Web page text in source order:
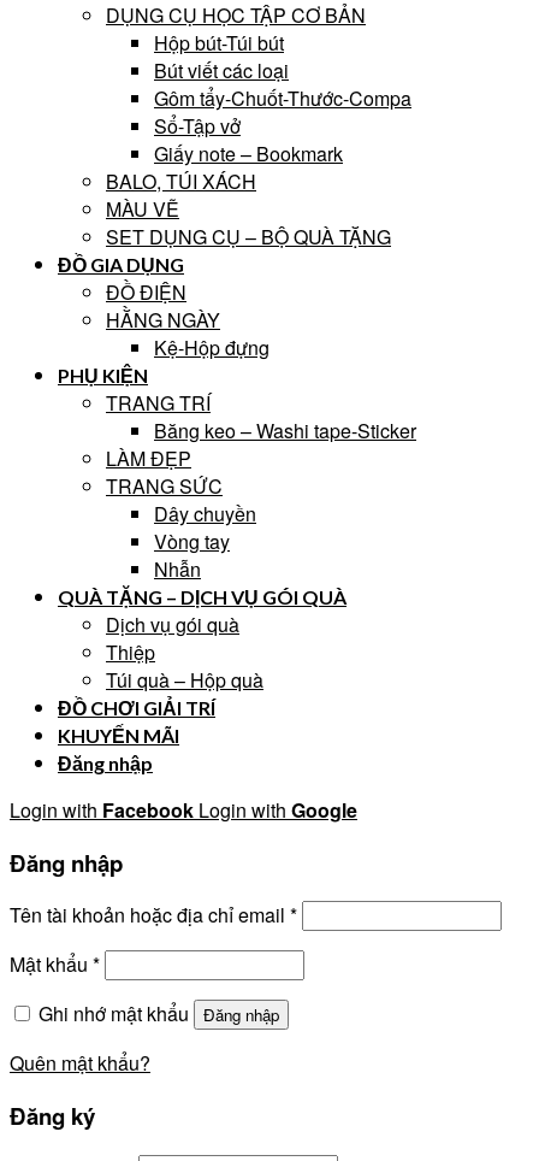
DỤNG CỤ HỌC TẬP CƠ BẢN
Hộp bút-Túi bút
Bút viết các loại
Gôm tẩy-Chuốt-Thước-Compa
Sổ-Tập vở
Giấy note – Bookmark
BALO, TÚI XÁCH
MÀU VẼ
SET DỤNG CỤ – BỘ QUÀ TẶNG
ĐỒ GIA DỤNG
ĐỒ ĐIỆN
HẰNG NGÀY
Kệ-Hộp đựng
PHỤ KIỆN
TRANG TRÍ
Băng keo – Washi tape-Sticker
LÀM ĐẸP
TRANG SỨC
Dây chuyền
Vòng tay
Nhẫn
QUÀ TẶNG – DỊCH VỤ GÓI QUÀ
Dịch vụ gói quà
Thiệp
Túi quà – Hộp quà
ĐỒ CHƠI GIẢI TRÍ
KHUYẾN MÃI
Đăng nhập
Login with Facebook Login with Google
Đăng nhập
Tên tài khoản hoặc địa chỉ email *
Mật khẩu *
Ghi nhớ mật khẩu
Đăng nhập
Quên mật khẩu?
Đăng ký